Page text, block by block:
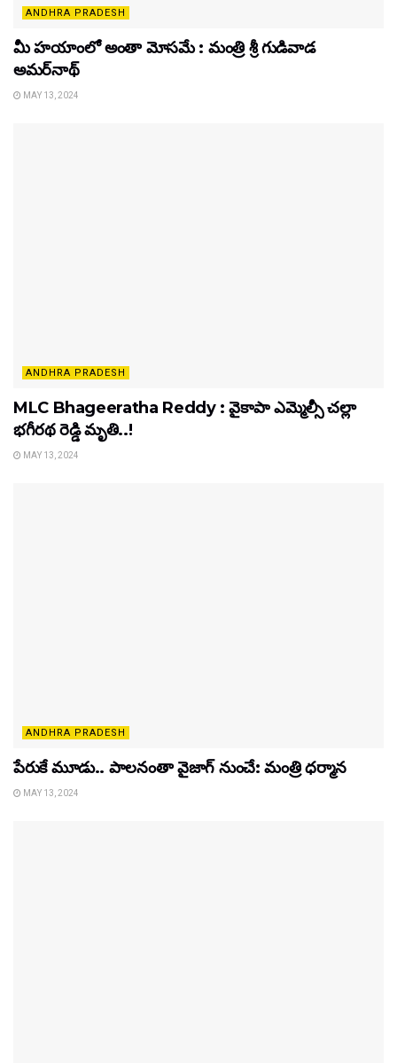
ANDHRA PRADESH
మీ హయాంలో అంతా మోసమే : మంత్రి శ్రీ గుడివాడ
అమర్‌నాథ్‌
MAY 13, 2024
ANDHRA PRADESH
MLC Bhageeratha Reddy : వైకాపా ఎమ్మెల్సీ చల్లా
భగీరథ రెడ్డి మృతి..!
MAY 13, 2024
ANDHRA PRADESH
పేరుకే మూడు.. పాలనంతా వైజాగ్ నుంచే: మంత్రి ధర్మాన
MAY 13, 2024